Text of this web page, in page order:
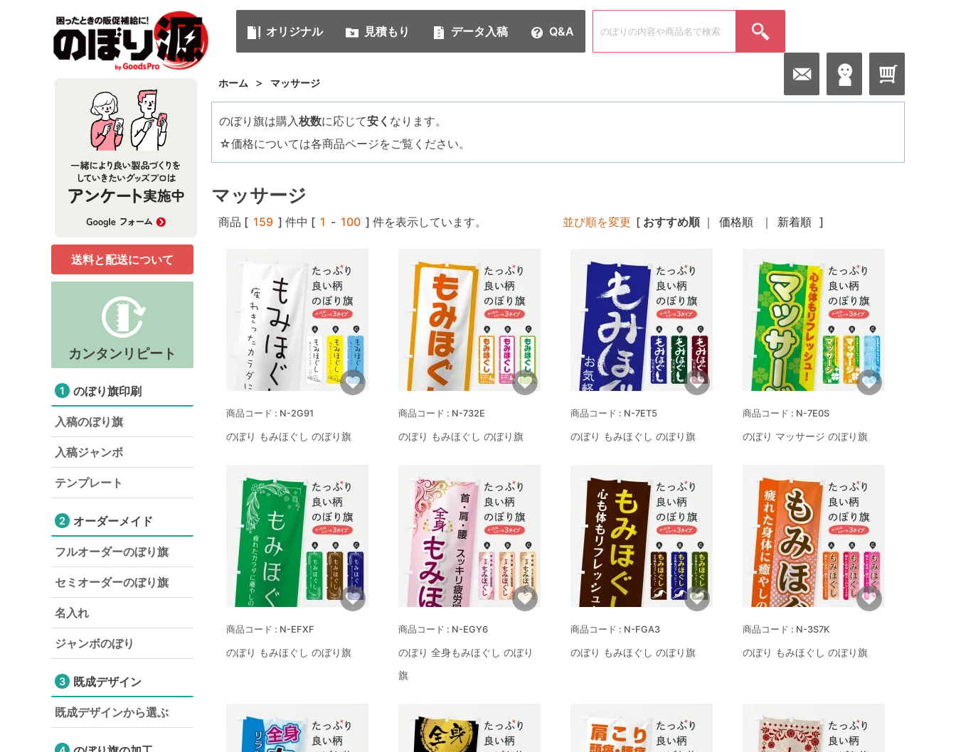
オリジナル 見積もり データ入稿 Q&A
ホーム > マッサージ
のぼり旗は購入枚数に応じて安く なります。
☆価格については各商品ページをご覧ください。
マッサージ
商品 [ 159 ] 件中 [ 1 - 100 ] 件を表示しています。 並び順を変更 [ おすすめ順｜ 価格順 ｜ 新着順 ]
N-2G91
のぼり もみほぐし のぼり旗
N-732E
のぼり もみほぐし のぼり旗
N-7ET5
のぼり もみほぐし のぼり旗
N-7E0S
のぼり マッサージ のぼり旗
N-EFXF
のぼり もみほぐし のぼり旗
N-EGY6
のぼり 全身もみほぐし のぼり
旗
N-FGA3
のぼり もみほぐし のぼり旗
N-3S7K
のぼり もみほぐし のぼり旗
送料と配送について
カンタンリピート
1 のぼり旗印刷
入稿のぼり旗
入稿ジャンボ
テンプレート
2 オーダーメイド
フルオーダーのぼり旗
セミオーダーのぼり旗
名入れ
ジャンボのぼり
3 既成デザイン
既成デザインから選ぶ